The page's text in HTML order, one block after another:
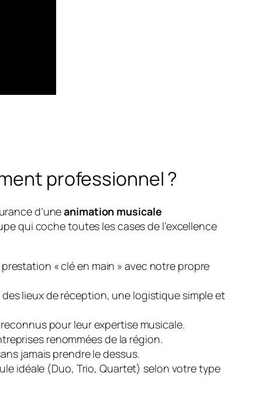
professionnel ?
d’uneanimation musicale
qui coche toutes les cases de l’excellence
« clé en main » avec notre propre
lieux de réception, une logistique simple et
pour leur expertise musicale.
renommées de la région.
jamais prendre le dessus.
idéale (Duo, Trio, Quartet) selon votre type